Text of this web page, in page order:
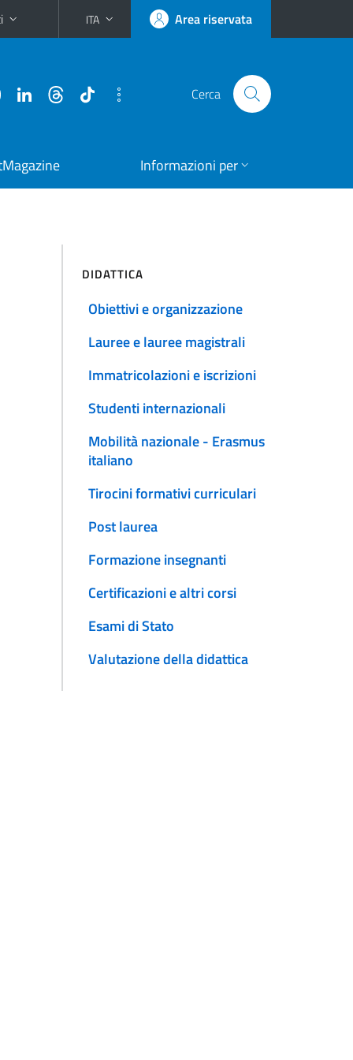
ITA Area riservata
Cerca
Informazioni per
DIDATTICA
Obiettivi e organizzazione
Lauree e lauree magistrali
Immatricolazioni e iscrizioni
Studenti internazionali
Mobilità nazionale - Erasmus
italiano
Tirocini formativi curriculari
Post laurea
Formazione insegnanti
Certificazioni e altri corsi
Esami di Stato
Valutazione della didattica